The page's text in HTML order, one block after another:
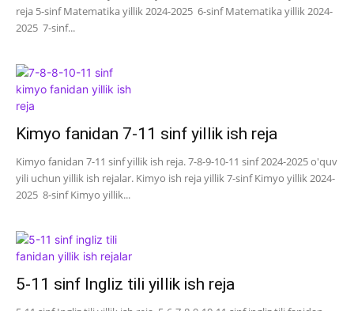
reja 5-sinf Matematika yillik 2024-2025 6-sinf Matematika yillik 2024-
2025 7-sinf...
Kimyo fanidan 7-11 sinf yillik ish reja
Kimyo fanidan 7-11 sinf yillik ish reja. 7-8-9-10-11 sinf 2024-2025 o'quv
yili uchun yillik ish rejalar. Kimyo ish reja yillik 7-sinf Kimyo yillik 2024-
2025 8-sinf Kimyo yillik...
5-11 sinf Ingliz tili yillik ish reja